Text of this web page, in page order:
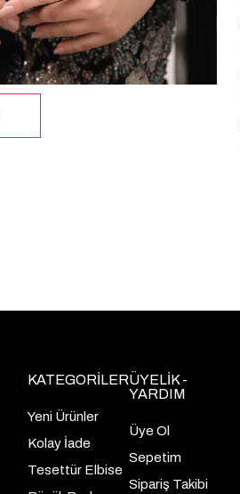
KATEGORİLER
Yeni Ürünler
Kolay İade
Tesettür Elbise
ÜYELİK -
YARDIM
Üye Ol
Sepetim
Sipariş Takibi